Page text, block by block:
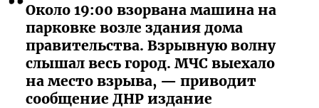
Около 19:00 взорвана машина на
парковке возле здания дома
правительства. Взрывную волну
слышал весь город. МЧС выехало
на место взрыва, — приводит
сообщение ДНР издание